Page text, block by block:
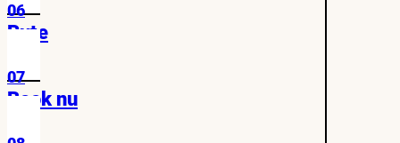
06
Rute
07
Book nu